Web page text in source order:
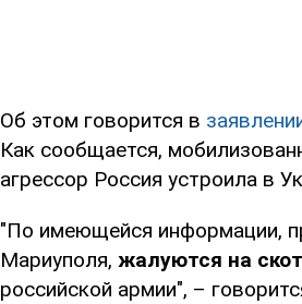
Об этом говорится в
Как сообщается,
агрессор Россия устроила в
"По имеющейся информации,
Мариуполя, жалуются на
российской армии", –